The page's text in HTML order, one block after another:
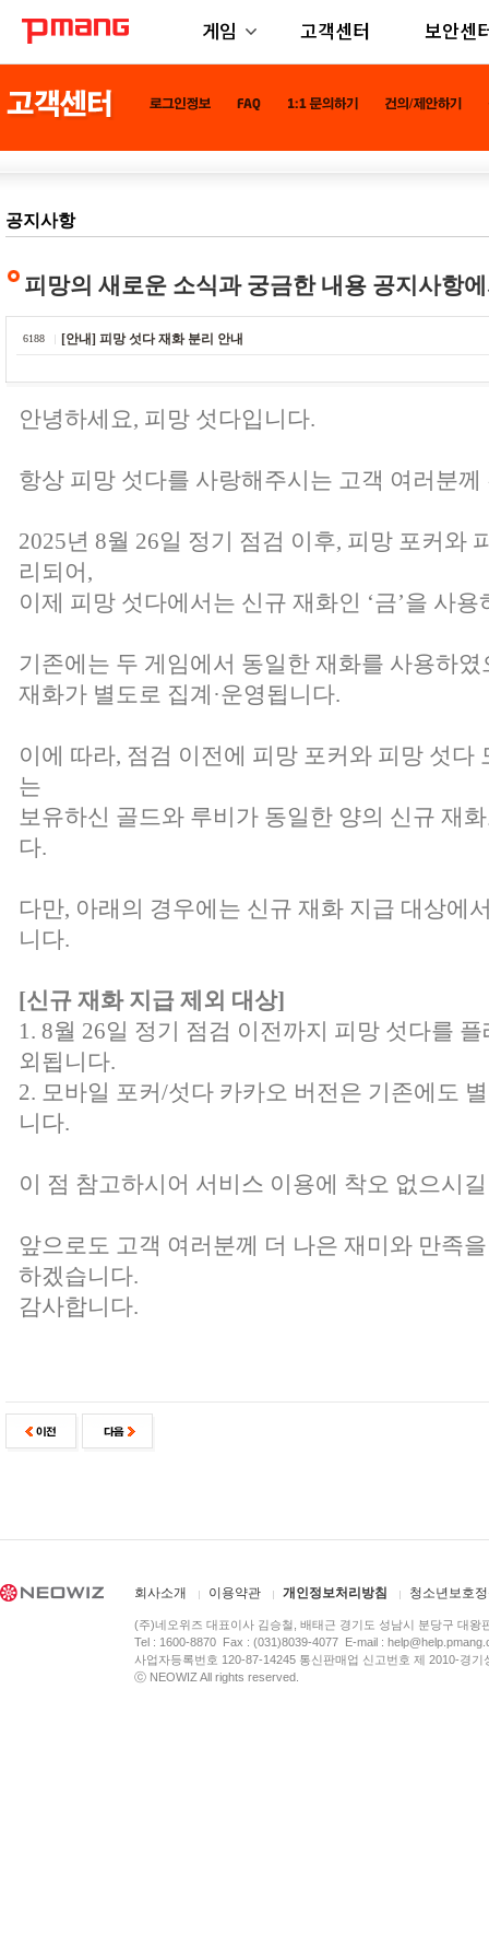
게임 고객센터 보안센
공지사항
피망의 새로운 소식과 궁금한 내용 공지사항
6188 [안내] 피망 섯다 재화 분리 안내
안녕하세요, 피망 섯다입니다.
항상 피망 섯다를 사랑해주시는 고객 여러분
2025년 8월 26일 정기 점검 이후, 피망 포커와
리되어,
이제 피망 섯다에서는 신규 재화인 ‘금’을 사
기존에는 두 게임에서 동일한 재화를 사용하
재화가 별도로 집계·운영됩니다.
이에 따라, 점검 이전에 피망 포커와 피망 섯다
는
보유하신 골드와 루비가 동일한 양의 신규 재
다.
다만, 아래의 경우에는 신규 재화 지급 대상에
니다.
[신규 재화 지급 제외 대상]
1. 8월 26일 정기 점검 이전까지 피망 섯다를
외됩니다.
2. 모바일 포커/섯다 카카오 버전은 기존에도
니다.
이 점 참고하시어 서비스 이용에 착오 없으시
앞으로도 고객 여러분께 더 나은 재미와 만족
하겠습니다.
감사합니다.
회사소개 이용약관 개인정보처리방침 청소년보호
(주)네오위즈 대표이사 김승철, 배태근 경기도 성남시 분당구 대왕
Tel : 1600-8870 Fax : (031)8039-4077 E-mail :
사업자등록번호 120-87-14245 통신판매업 신고번호 제 2010-경
ⓒ NEOWIZ All rights reserved.